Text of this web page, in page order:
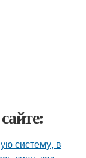
систему, в